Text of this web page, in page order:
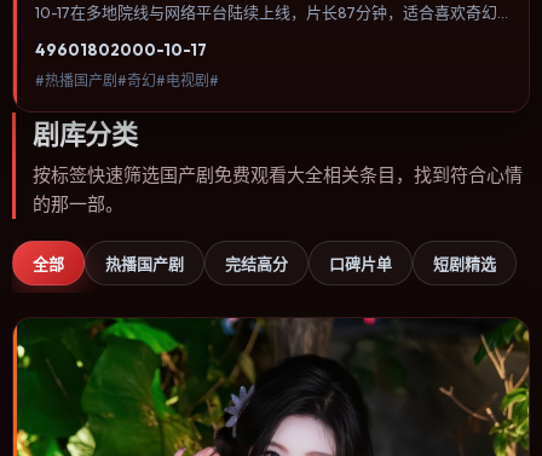
10-17在多地院线与网络平台陆续上线，片长87分钟，适合喜欢奇幻
情节推进，节奏与视听语言统一，可作为休闲观影或类型片补片的选
择。
49601802000-10-17
#热播国产剧#奇幻#电视剧#
剧库分类
按标签快速筛选国产剧免费观看大全相关条目，找到符合心情
的那一部。
全部 热播国产剧 完结高分 口碑片单 短剧精选